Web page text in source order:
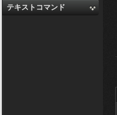
テキストコマンド